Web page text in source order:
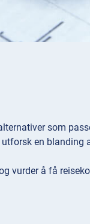
som
en blanding
vurder å få